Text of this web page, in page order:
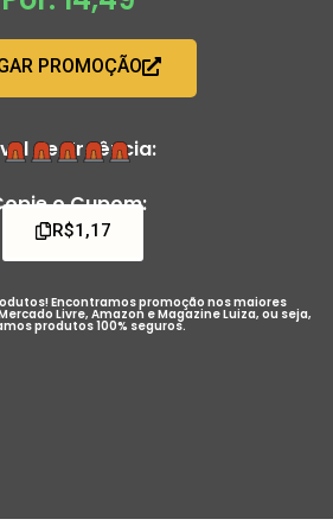
PROMOÇÃO
de Urgência:
o Cupom:
R$1,17
Encontramos promoção nos maiores
Livre, Amazon e Magazine Luiza, ou seja,
produtos 100% seguros.